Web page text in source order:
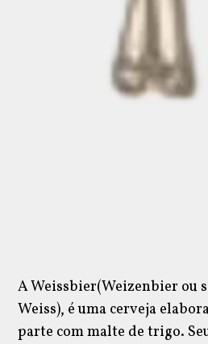
A Weissbier(Weizenbier ou
Weiss), é uma cerveja
parte com malte de trigo.